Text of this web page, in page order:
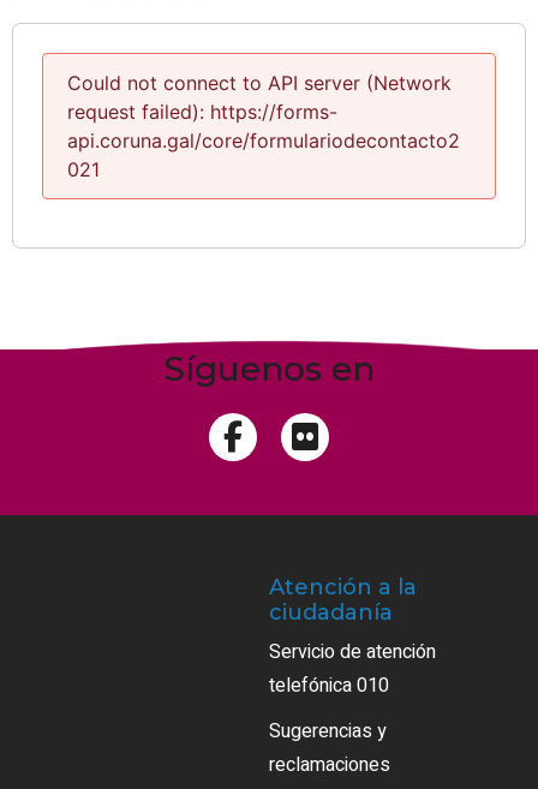
Could not connect to API server (Network
request failed): https://forms-
api.coruna.gal/core/formulariodecontacto2
021
Síguenos en
Atención a la
ciudadanía
Servicio de atención
telefónica 010
Sugerencias y
reclamaciones